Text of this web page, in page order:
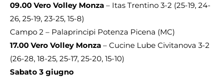
09.00 Vero Volley Monza – Itas Trentino 3-2 (25-19, 24-
26, 25-19, 23-25, 15-8)
Campo 2 – Palaprincipi Potenza Picena (MC)
17.00 Vero Volley Monza – Cucine Lube Civitanova 3-2
(26-28, 18-25, 25-17, 25-20, 15-10)
Sabato 3 giugno